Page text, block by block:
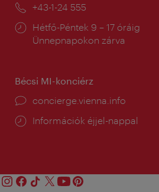
Telefon:
+43-1-24 555
Nyitva
tartás:
Hétfő-Péntek 9 – 17 óráig
Ünnepnapokon zárva
Bécsi MI-konciérz
concierge.vienna.info
Információk éjjel-nappal